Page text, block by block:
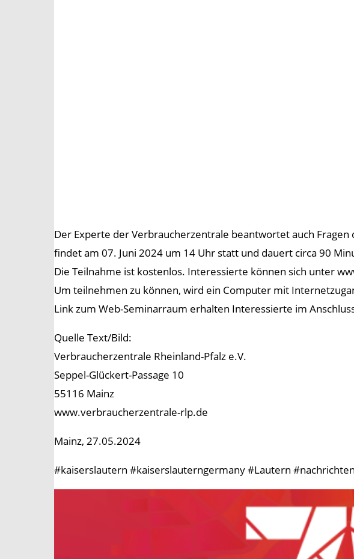
Der Experte der Verbraucherzentrale beantwortet auch
findet am 07. Juni 2024 um 14 Uhr statt und dauert circa 90
Die Teilnahme ist kostenlos. Interessierte können sich unter
Um teilnehmen zu können, wird ein Computer mit
Link zum Web-Seminarraum erhalten Interessierte im
Quelle Text/Bild:
Verbraucherzentrale Rheinland-Pfalz e.V.
Seppel-Glückert-Passage 10
55116 Mainz
www.verbraucherzentrale-rlp.de
Mainz, 27.05.2024
#kaiserslautern #kaiserslauterngermany #Lautern